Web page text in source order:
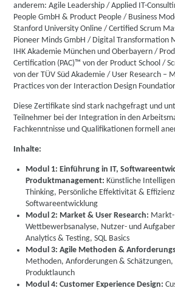
anderem: Agile Leadership / Applied IT-
People GmbH & Product People / Business
Stanford University Online / Certified Scrum
Pioneer Minds GmbH / Digital Transformation
IHK Akademie München und Oberbayern /
Certification (PAC)™ von der Product School /
von der TÜV Süd Akademie / User Research –
Practices von der Interaction Design
Diese Zertifikate sind stark nachgefragt und
Teilnehmer bei der Integration in den
Fachkenntnisse und Qualifikationen formell
Inhalte:
Modul 1: Einführung in IT,
Produktmanagement: Künstliche
Thinking, Persönliche Effektivität &
Softwareentwicklung
Modul 2: Market & User Research:
Wettbewerbsanalyse, Nutzer- und
Analytics & Testing, SQL Basics
Modul 3: Agile Methoden &
Methoden, Anforderungen &
Produktlaunch
Modul 4: Customer Experience Design: